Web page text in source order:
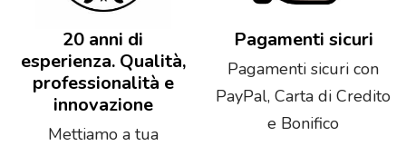
20 anni di
esperienza. Qualità,
professionalità e
innovazione
Mettiamo a tua
Pagamenti sicuri
Pagamenti sicuri con
PayPal, Carta di Credito
e Bonifico